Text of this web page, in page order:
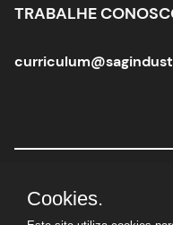
TRABALHE
Sag Industrial
Cookies.